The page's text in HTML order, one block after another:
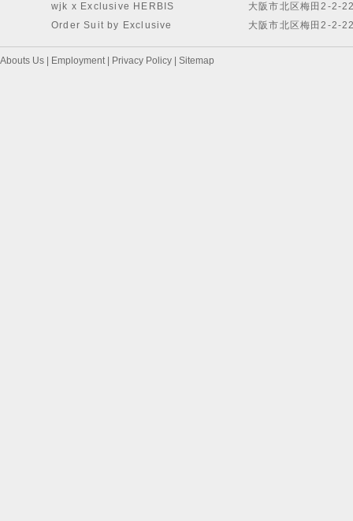
wjk x Exclusive HERBIS
Order Suit by Exclusive
大阪市北区梅田2-2-
大阪市北区梅田2-2-
Abouts Us Employment| Privacy Policy Sitemap